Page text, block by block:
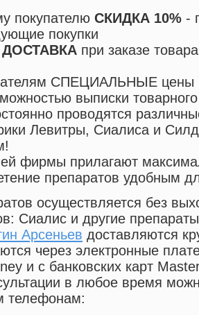
покупателю СКИДКА 10% -
покупки
при заказе
СПЕЦИАЛЬНЫЕ цены
выписки
проводятся
Левитры, Сиалиса и
фирмы прилагают
препаратов удобным
осуществляется без
Сиалис и другие
Арсеньев доставляются
через электронные
и с банковских карт
в любое время
телефонам: